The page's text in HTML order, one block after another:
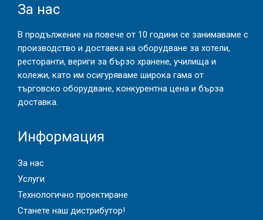
За нас
В продължение на повече от 10 години се занимаваме с
производство и доставка на оборудване за хотели,
ресторанти, вериги за бързо хранене, училища и
колежи, като им осигуряваме широка гама от
търговско оборудване, конкурентна цена и бърза
доставка.
Информация
За нас
Услуги
Технологично проектиране
Станете наш дистрибутор!